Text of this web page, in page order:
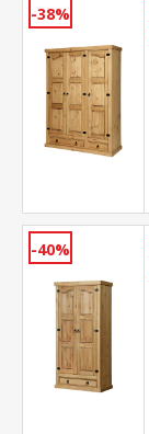
-38%
-40%